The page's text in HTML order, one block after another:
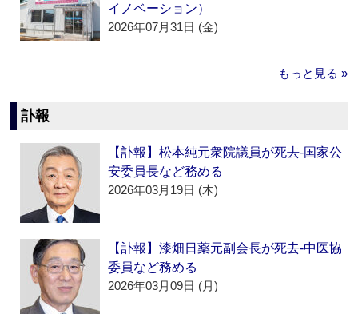
イノベーション）
2026年07月31日 (金)
もっと見る »
訃報
【訃報】松本純元衆院議員が死去‐国家公
安委員長など務める
2026年03月19日 (木)
【訃報】漆畑日薬元副会長が死去‐中医協
委員など務める
2026年03月09日 (月)